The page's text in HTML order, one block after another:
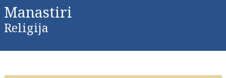
Manastiri
Religija